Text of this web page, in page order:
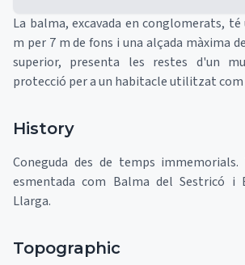
La balma, excavada en conglomerats,
m per 7 m de fons i una alçada màxima
superior, presenta les restes d'un
protecció per a un habitacle utilitzat com
History
Coneguda des de temps
esmentada com Balma del Sestricó i
Llarga.
Topographic